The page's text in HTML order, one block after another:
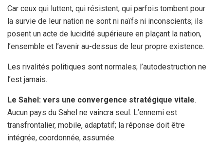
Car ceux qui luttent, qui résistent, qui parfois tombent pour
la survie de leur nation ne sont ni naïfs ni inconscients; ils
posent un acte de lucidité supérieure en plaçant la nation,
l’ensemble et l’avenir au-dessus de leur propre existence.
Les rivalités politiques sont normales; l’autodestruction ne
l’est jamais.
Le Sahel: vers une convergence stratégique vitale.
Aucun pays du Sahel ne vaincra seul. L’ennemi est
transfrontalier, mobile, adaptatif; la réponse doit être
intégrée, coordonnée, assumée.